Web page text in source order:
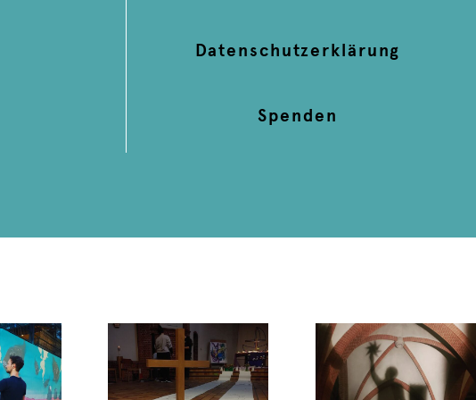
Datenschutzerklärung
Spenden